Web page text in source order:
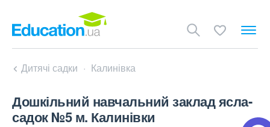
Дитячі садки Калинівка
Дошкільний навчальний заклад ясла-
садок №5 м. Калинівки